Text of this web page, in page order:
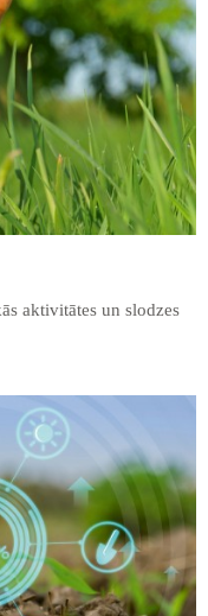
aktivitātes un slodzes